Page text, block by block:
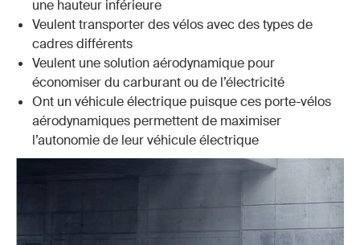
une hauteur inférieure
Veulent transporter des vélos avec des types de
cadres différents
Veulent une solution aérodynamique pour
économiser du carburant ou de l’électricité
Ont un véhicule électrique puisque ces porte-vélos
aérodynamiques permettent de maximiser
l’autonomie de leur véhicule électrique